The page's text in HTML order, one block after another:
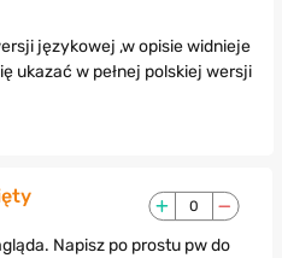
językowej ,w opisie widnieje
ukazać w pełnej polskiej wersji
0
Napisz po prostu pw do